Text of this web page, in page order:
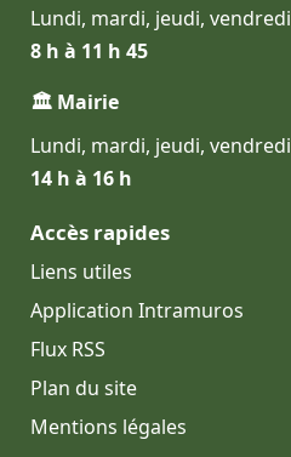
Lundi, mardi, jeudi, vendredi
8 h à 11 h 45
🏛 Mairie
Lundi, mardi, jeudi, vendredi
14 h à 16 h
Accès rapides
Liens utiles
Application Intramuros
Flux RSS
Plan du site
Mentions légales